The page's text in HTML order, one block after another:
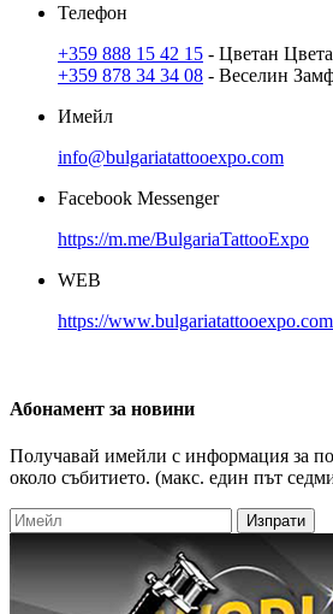
Телефон
+359 888 15 42 15 - Цветан
+359 878 34 34 08 - Веселин
Имейл
info@bulgariatattooexpo.com
Facebook Messenger
https://m.me/BulgariaTattooExpo
WEB
https://
Абонамент за новини
Получавай имейли с информация за
около събитието. (макс. един път